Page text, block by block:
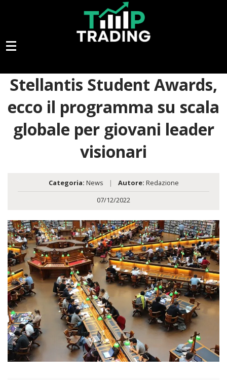
Stellantis Student Awards,
ecco il programma su scala
globale per giovani leader
visionari
Categoria: News | Autore: Redazione
07/12/2022